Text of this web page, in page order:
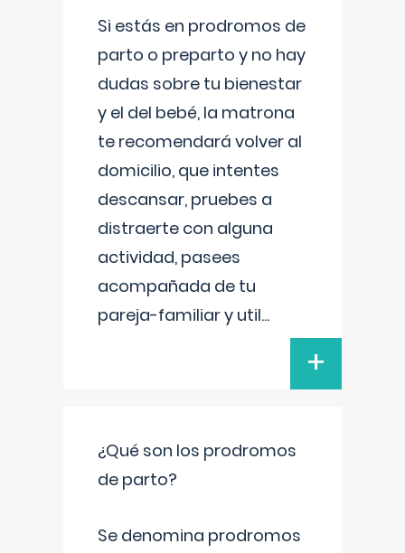
Si estás en prodromos de
parto o preparto y no hay
dudas sobre tu bienestar
y el del bebé, la matrona
te recomendará volver al
domicilio, que intentes
descansar, pruebes a
distraerte con alguna
actividad, pasees
acompañada de tu
pareja-familiar y util...
+
¿Qué son los prodromos
de parto?
Se denomina prodromos